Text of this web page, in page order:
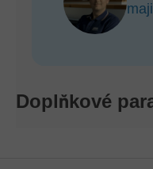
Doplňkové